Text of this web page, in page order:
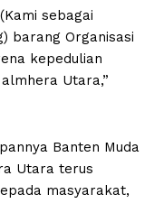
sebagai
barang Organisasi
kepedulian
Utara,”
Banten Muda
Utara terus
masyarakat,